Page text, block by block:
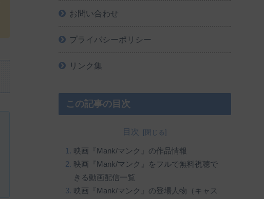
お問い合わせ
プライバシーポリシー
リンク集
この記事の目次
目次
映画『Mank/マンク』の作品情報
映画『Mank/マンク』をフルで無料視聴で
きる動画配信一覧
映画『Mank/マンク』の登場人物（キャス